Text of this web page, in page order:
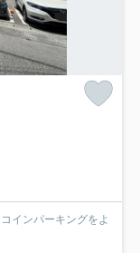
インパーキングをよ